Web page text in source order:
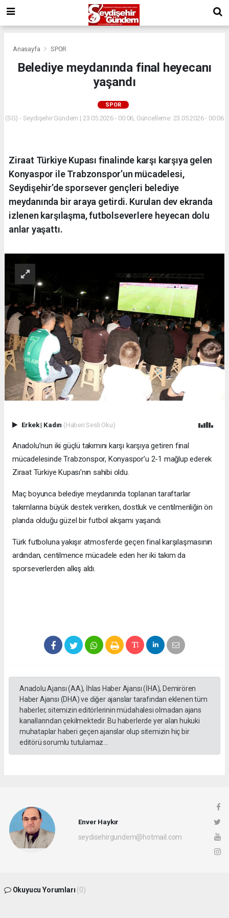
Anasayfa SPOR
Belediye meydanında final heyecanı
yaşandı
SPOR
(SG) - Seydişehir Gündem | 23.05.2026 - 00:06, Güncelleme: 23.05.2026 - 00:06
Ziraat Türkiye Kupası finalinde karşı karşıya gelen
Konyaspor ile Trabzonspor’un mücadelesi,
Seydişehir’de sporsever gençleri belediye
meydanında bir araya getirdi. Kurulan dev ekranda
izlenen karşılaşma, futbolseverlere heyecan dolu
anlar yaşattı.
Erkek| Kadın (Haberi Sesli Oku)
Anadolu’nun iki güçlü takımını karşı karşıya getiren final
mücadelesinde Trabzonspor, Konyaspor’u 2-1 mağlup ederek
Ziraat Türkiye Kupası’nın sahibi oldu.
Maç boyunca belediye meydanında toplanan taraftarlar
takımlarına büyük destek verirken, dostluk ve centilmenliğin ön
planda olduğu güzel bir futbol akşamı yaşandı.
Türk futboluna yakışır atmosferde geçen final karşılaşmasının
ardından, centilmence mücadele eden her iki takım da
sporseverlerden alkış aldı.
Anadolu Ajansı (AA), İhlas Haber Ajansı (İHA), Demirören
Haber Ajansı (DHA) ve diğer ajanslar tarafından eklenen tüm
haberler, sitemizin editörlerinin müdahalesi olmadan ajans
kanallarından çekilmektedir. Bu haberlerde yer alan hukuki
muhataplar haberi geçen ajanslar olup sitemizin hiç bir
editörü sorumlu tutulamaz...
Enver Haykır
seydisehirgundem@hotmail.com
Okuyucu Yorumları (0)